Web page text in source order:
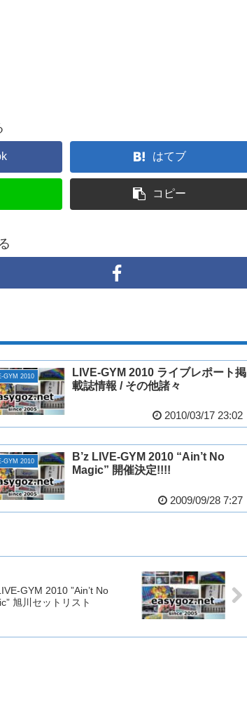
はてブ
コピー
GYM 2010
LIVE-GYM 2010 ライブレポート掲
載誌情報 / その他諸々
2010/03/17 23:02
GYM 2010
B’z LIVE-GYM 2010 “Ain’t No
Magic” 開催決定!!!!
2009/09/28 7:27
GYM 2010 ”Ain’t No
旭川セットリスト